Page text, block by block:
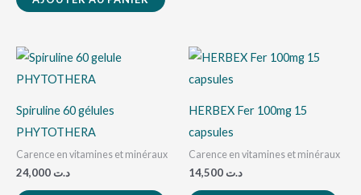
Spiruline 60 gélules
PHYTOTHERA
Carence en vitamines et minéraux
د.ت
HERBEX Fer 100mg 15
capsules
Carence en vitamines et minéraux
د.ت